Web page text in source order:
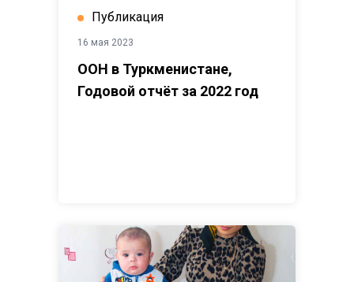
Публикация
16 мая 2023
ООН в Туркменистане,
Годовой отчёт за 2022 год